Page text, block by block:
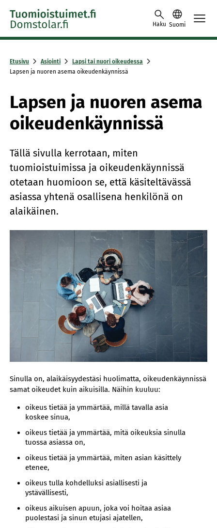
Skip to content -saavutettavuusohje
Haku Suomi
Etusivu Asiointi
Lapsi tai nuori oikeudessa
Lapsen ja nuoren asema oikeudenkäynnissä
Lapsen ja nuoren asema
oikeudenkäynnissä
Tällä sivulla kerrotaan, miten
tuomioistuimissa ja oikeudenkäynnissä
otetaan huomioon se, että käsiteltävässä
asiassa yhtenä osallisena henkilönä on
alaikäinen.
Sinulla on, alaikäisyydestäsi huolimatta, oikeudenkäynnissä
samat oikeudet kuin aikuisilla. Näihin kuuluu:
oikeus tietää ja ymmärtää, millä tavalla asia
koskee sinua,
oikeus tietää ja ymmärtää, mitä oikeuksia sinulla
tuossa asiassa on,
oikeus tietää ja ymmärtää, miten asian käsittely
etenee,
oikeus tulla kohdelluksi asiallisesti ja
ystävällisesti,
oikeus aikuisen apuun, joka voi hoitaa asiaa
puolestasi ja sinun etujasi ajatellen,